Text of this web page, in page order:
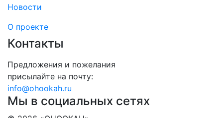
Новости
О проекте
Контакты
Предложения и пожелания
присылайте на почту:
info@ohookah.ru
Мы в социальных сетях